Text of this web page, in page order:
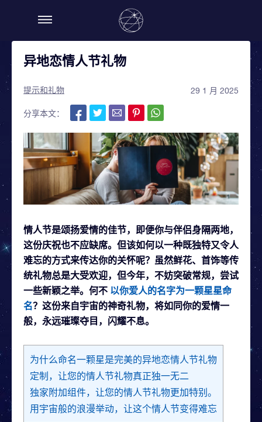
异地恋情人节礼物
提示和礼物 29 1 月 2025
分享本文：
情人节是颂扬爱情的佳节，即便你与伴侣身隔两地，
这份庆祝也不应缺席。但该如何以一种既独特又令人
难忘的方式来传达你的关怀呢？虽然鲜花、首饰等传
统礼物总是大受欢迎，但今年，不妨突破常规，尝试
一些新颖之举。何不 以你爱人的名字为一颗星星命
名？这份来自宇宙的神奇礼物，将如同你的爱情一
般，永远璀璨夺目，闪耀不息。
为什么命名一颗星是完美的异地恋情人节礼物
定制，让您的情人节礼物真正独一无二
独家附加组件，让您的情人节礼物更加特别。
用宇宙般的浪漫举动，让这个情人节变得难忘